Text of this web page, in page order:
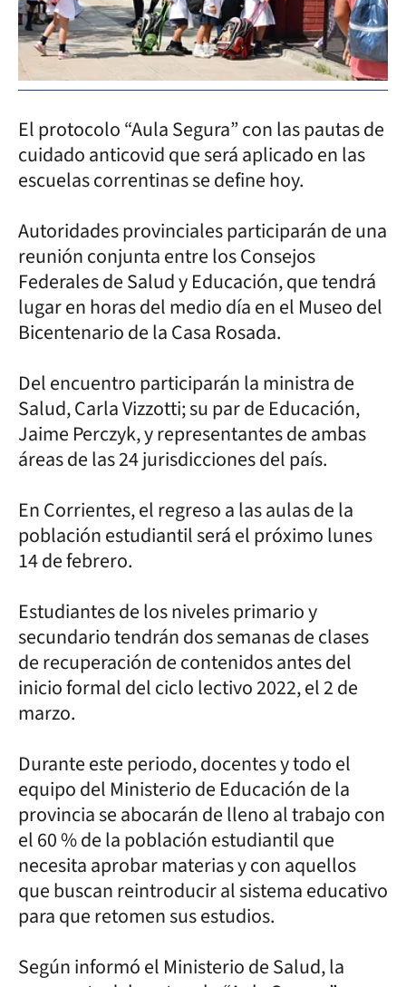
El protocolo “Aula Segura” con las pautas de
cuidado anticovid que será aplicado en las
escuelas correntinas se define hoy.
Autoridades provinciales participarán de una
reunión conjunta entre los Consejos
Federales de Salud y Educación, que tendrá
lugar en horas del medio día en el Museo del
Bicentenario de la Casa Rosada.
Del encuentro participarán la ministra de
Salud, Carla Vizzotti; su par de Educación,
Jaime Perczyk, y representantes de ambas
áreas de las 24 jurisdicciones del país.
En Corrientes, el regreso a las aulas de la
población estudiantil será el próximo lunes
14 de febrero.
Estudiantes de los niveles primario y
secundario tendrán dos semanas de clases
de recuperación de contenidos antes del
inicio formal del ciclo lectivo 2022, el 2 de
marzo.
Durante este periodo, docentes y todo el
equipo del Ministerio de Educación de la
provincia se abocarán de lleno al trabajo con
el 60 % de la población estudiantil que
necesita aprobar materias y con aquellos
que buscan reintroducir al sistema educativo
para que retomen sus estudios.
Según informó el Ministerio de Salud, la